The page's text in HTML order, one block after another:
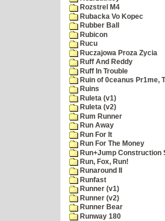
Rozstrel M4
Rubacka Vo Kopec
Rubber Ball
Rubicon
Rucu
Ruczajowa Proza Zycia
Ruff And Reddy
Ruff In Trouble
Ruin of 0ceanus Pr1me,
Ruins
Ruleta (v1)
Ruleta (v2)
Rum Runner
Run Away
Run For It
Run For The Money
Run+Jump Construction
Run, Fox, Run!
Runaround II
Runfast
Runner (v1)
Runner (v2)
Runner Bear
Runway 180